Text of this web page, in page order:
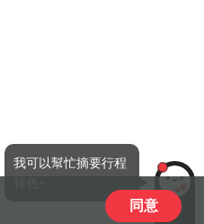
LiLi
我可以幫忙摘要行程
同意